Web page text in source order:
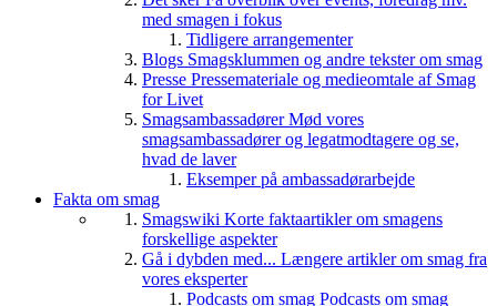
med smagen i fokus
Tidligere arrangementer
Blogs Smagsklummen og andre tekster om smag
Presse Pressemateriale og medieomtale af Smag
for Livet
SmagsambassadørerMød vores
smagsambassadører og legatmodtagere og se,
hvad de laver
Eksemper på ambassadørarbejde
Fakta om smag
Smagswiki Korte faktaartikler om smagens
forskellige aspekter
Gå i dybden med... Længere artikler om smag fra
vores eksperter
Podcasts om smag Podcasts om smag